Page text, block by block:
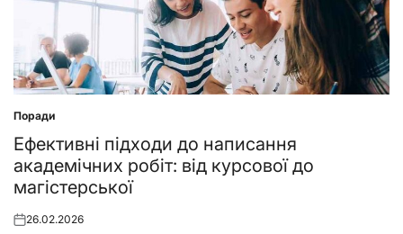
Posted
in
Поради
Ефективні підходи до написання
академічних робіт: від курсової до
магістерської
Posted
26.02.2026